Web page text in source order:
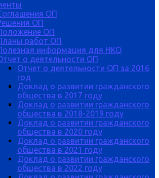
ОП
ОП
ОП
работ ОП
информация для НКО
о деятельности ОП
Отчет о деятельности ОП за 2016
год
Доклад о развитии гражданского
общества в 2017 году
Доклад о развитии гражданского
общества в 2018-2019 году
Доклад о развитии гражданского
общества в 2020 году
Доклад о развитии гражданского
общества в 2021 году
Доклад о развитии гражданского
общества в 2022 году